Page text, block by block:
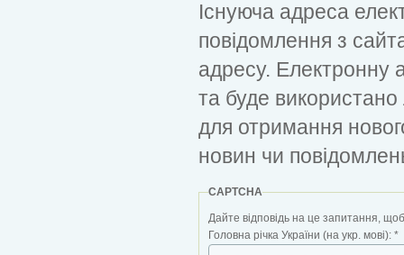
Існуюча адреса
повідомлення з
адресу. Електронну
та буде
для отримання
новин чи
CAPTCHA
Дайте відповідь на це запитання,
Головна річка України (на укр. мові): *